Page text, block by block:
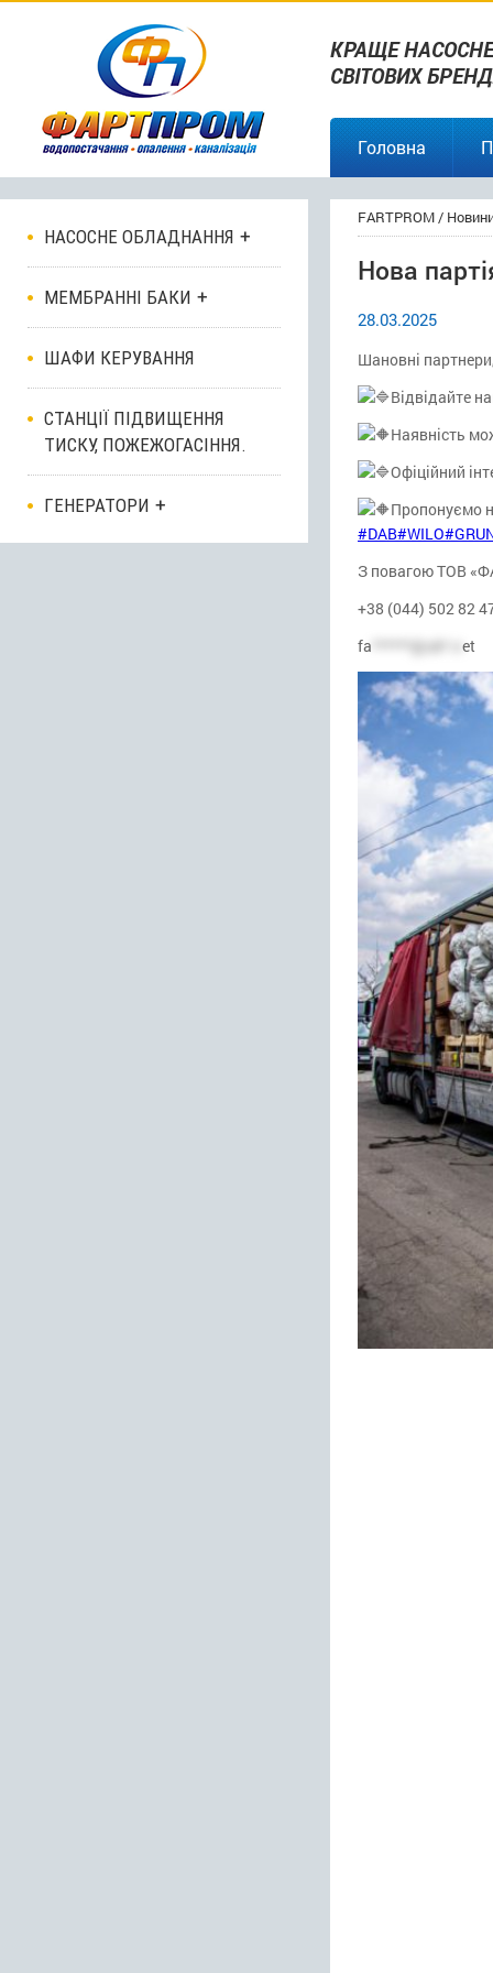
КРАЩЕ
СВІТОВИХ
Головна
НАСОСНЕ ОБЛАДНАННЯ
МЕМБРАННІ БАКИ
ШАФИ КЕРУВАННЯ
СТАНЦІЇ ПІДВИЩЕННЯ
ТИСКУ, ПОЖЕЖОГАСІННЯ.
ГЕНЕРАТОРИ
FARTPROM/
Нова
28.03.2025
Шановні
Відвідайте
Наявність
Офіційний
Пропонуємо
#DAB#WILO
З повагою ТОВ
+38 (044) 502 82
fa ******@uk*.n et